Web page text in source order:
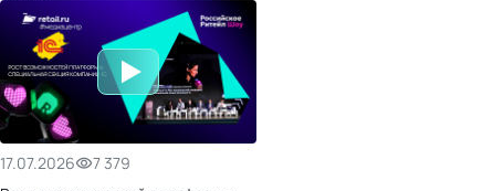
17.07.2026
7 379